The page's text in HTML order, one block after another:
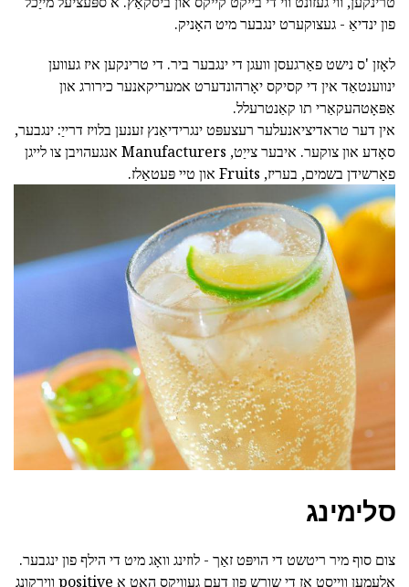
פון ינדיאַ - געצוקערט ינגבער מיט האָניק.
לאָזן 'ס נישט פאַרגעסן וועגן די ינגבער ביר. די טרינקען איז געווען
ינווענטאַד אין די קסיקס יאָרהונדערט אמעריקאנער כירורג און
אַפּאָטהעקאַרי תו קאַנטרעלל.
אין דער טראדיציאנעלער רעצעפּט ינגרידיאַנץ זענען בלויז דרייַ: ינגבער,
סאָדע און צוקער. איבער צייַט, Manufacturers אנגעהויבן צו לייגן
פאַרשידן בשמים, בעריז, Fruits און טיי פּעטאַלז.
סלימינג
צום סוף מיר ריטשט די הויפּט זאַך - לוזינג וואָג מיט די הילף פון ינגבער.
אַלעמען ווייסט אַז די שורש פון דעם געוויקס האט אַ positive ווירקונג